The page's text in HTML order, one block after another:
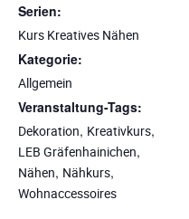
Serien:
Kurs Kreatives Nähen
Kategorie:
Allgemein
Veranstaltung-Tags:
Dekoration, Kreativkurs,
LEB Gräfenhainichen,
Nähen, Nähkurs,
Wohnaccessoires